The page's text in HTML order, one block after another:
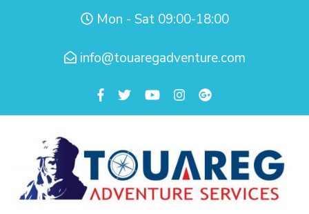
Mon - Sat 09:00-18:00
info@touaregadventure.com